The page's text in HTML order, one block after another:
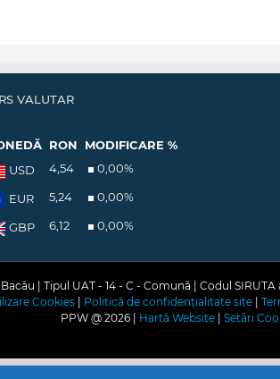
VALUTAR
RON
MODIFICARE %
USD
4,54 0,00%
EUR 5,24 0,00%
GBP 6,12 0,00%
| Tipul UAT - 14 - C - Comună | Codul
Cookies
Politică de confidențialitate site
PPW @ 2026 | Hartă Website| Setări